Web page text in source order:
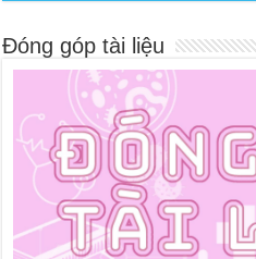
Đóng góp tài liệu